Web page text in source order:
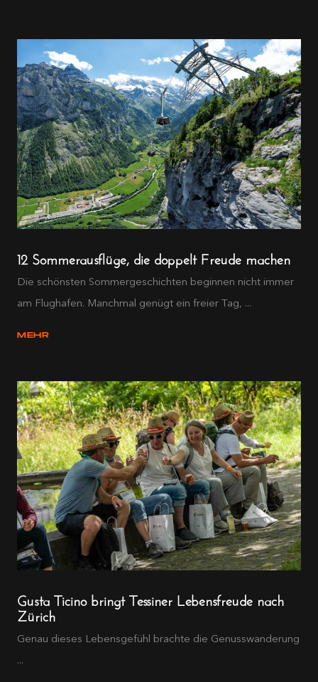
12 Sommerausflüge, die doppelt Freude machen
Die schönsten Sommergeschichten beginnen nicht immer
am Flughafen. Manchmal genügt ein freier Tag, ...
MEHR
Gusta Ticino bringt Tessiner Lebensfreude nach
Zürich
Genau dieses Lebensgefühl brachte die Genusswanderung
...